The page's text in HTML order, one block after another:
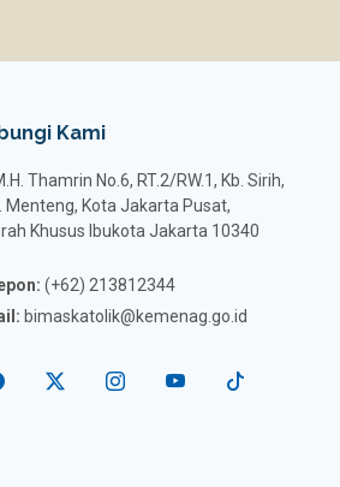
Kami
Thamrin No.6, RT.2/RW.1, Kb. Sirih,
Menteng, Kota Jakarta Pusat,
Khusus Ibukota Jakarta 10340
(+62) 213812344
bimaskatolik@kemenag.go.id